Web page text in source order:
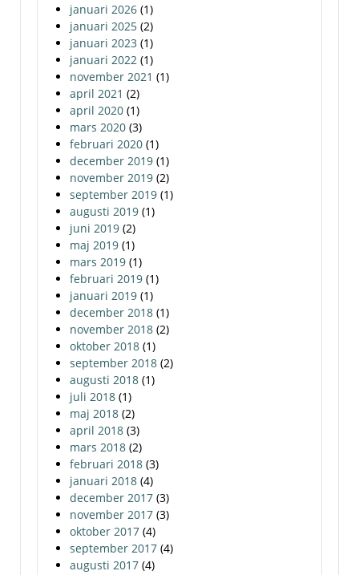
januari 2026 (1)
januari 2025 (2)
januari 2023 (1)
januari 2022 (1)
november 2021 (1)
april 2021 (2)
april 2020 (1)
mars 2020 (3)
februari 2020 (1)
december 2019 (1)
november 2019 (2)
september 2019 (1)
augusti 2019 (1)
juni 2019 (2)
maj 2019 (1)
mars 2019 (1)
februari 2019 (1)
januari 2019 (1)
december 2018 (1)
november 2018 (2)
oktober 2018 (1)
september 2018 (2)
augusti 2018 (1)
juli 2018 (1)
maj 2018 (2)
april 2018 (3)
mars 2018 (2)
februari 2018 (3)
januari 2018 (4)
december 2017 (3)
november 2017 (3)
oktober 2017 (4)
september 2017 (4)
augusti 2017 (4)